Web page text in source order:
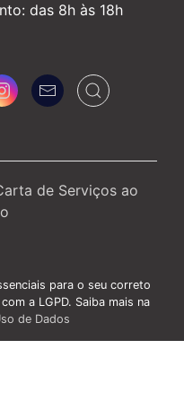
das 8h às 18h
de Serviços ao
para o seu correto
a LGPD. Saiba mais na
de Dados